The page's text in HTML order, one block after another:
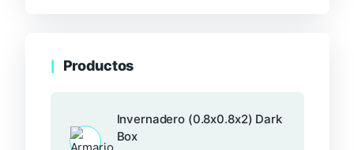
Productos
Invernadero (0.8x0.8x2) Dark
Box